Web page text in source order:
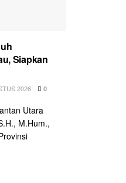
Siapkan
2026 0
Utara
M.Hum.,